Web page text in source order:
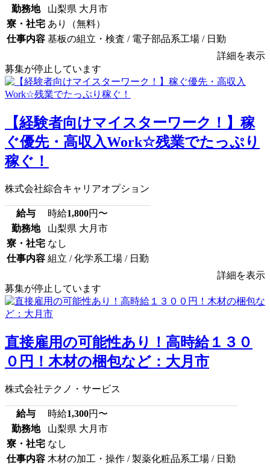
勤務地
山梨県 大月市
寮・社宅 あり（無料）
仕事内容 基板の組立・検査 / 電子部品系工場 / 日勤
詳細を表示
募集が停止しています
【経験者向けマイスターワーク！】稼
ぐ優先・高収入Work☆残業でたっぷり
稼ぐ！
株式会社綜合キャリアオプション
給与 時給1,800円〜
勤務地
山梨県 大月市
寮・社宅 なし
仕事内容 組立 / 化学系工場 / 日勤
詳細を表示
募集が停止しています
直接雇用の可能性あり！高時給１３０
０円！木材の梱包など：大月市
株式会社テクノ・サービス
給与 時給1,300円〜
勤務地
山梨県 大月市
寮・社宅 なし
仕事内容 木材の加工・操作 / 製薬化粧品系工場 / 日勤